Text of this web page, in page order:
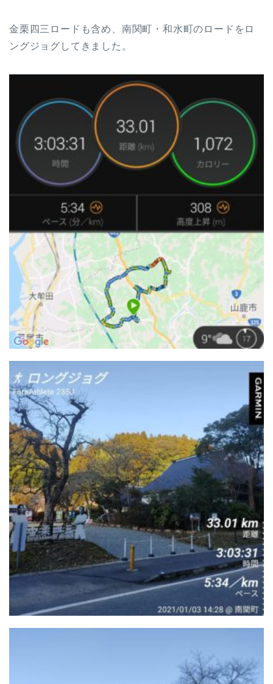
金栗四三ロードも含め、南関町・和水町のロードをロ
ングジョグしてきました。